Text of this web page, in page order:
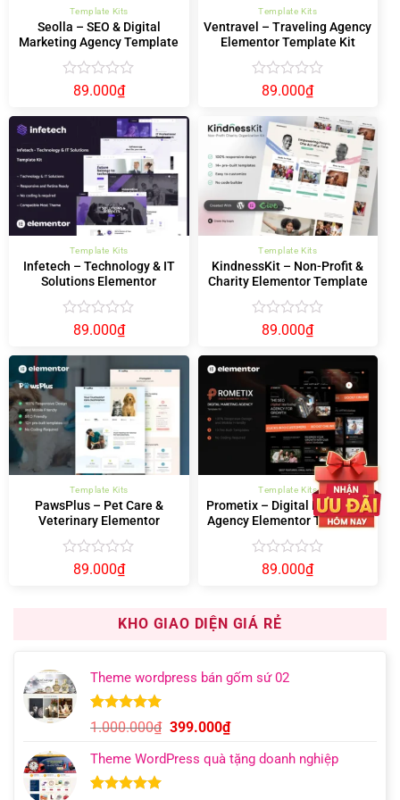
Template Kits
Seolla – SEO & Digital
Marketing Agency Template
Được
hạng
0
5
89.000₫
Template Kits
Ventravel – Traveling Agency
Elementor Template Kit
Được
hạng
0
sao
89.000₫
Template Kits
Infetech – Technology & IT
Solutions Elementor
Được
hạng
0
5
sao
89.000₫
Template Kits
KindnessKit – Non-Profit &
Charity Elementor Template
Được
hạng
0
sao
89.000₫
Template Kits
PawsPlus – Pet Care &
Veterinary Elementor
Được
89.000₫
Template Kits
Prometix – Digital Marketing
Agency Elementor Template
Được
5
89.000₫
KHO GIAO DIỆN GIÁ RẺ
Theme wordpress bán gốm sứ 02
5.00trên 5
dựa trên
8
đánh giá
1.000.000₫ Giá
là:
399.000₫Giá
tại
Theme WordPress quà tặng doanh nghiệp